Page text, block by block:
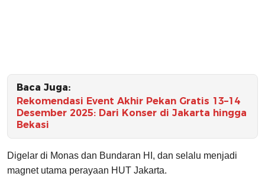
Baca Juga:
Rekomendasi Event Akhir Pekan Gratis 13–14
Desember 2025: Dari Konser di Jakarta hingga
Bekasi
Digelar di Monas dan Bundaran HI, dan selalu menjadi
magnet utama perayaan HUT Jakarta.